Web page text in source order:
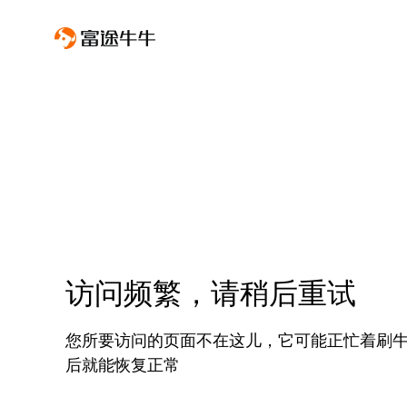
访问频繁，请稍后重试
您所要访问的页面不在这儿，它可能正忙着刷
后就能恢复正常